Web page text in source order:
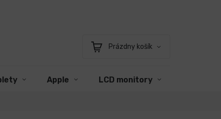
Nákupný
Prázdny košík
Apple LCD monitory